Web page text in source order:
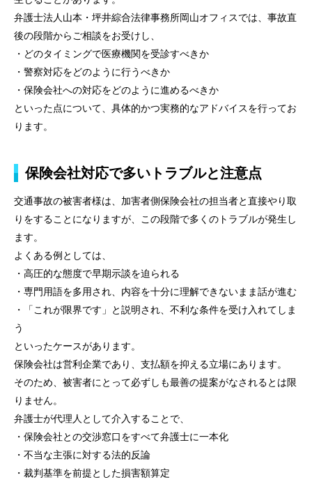
弁護士法人山本・坪井綜合法律事務所岡山オフィスでは、事故直
後の段階からご相談をお受けし、
・どのタイミングで医療機関を受診すべきか
・警察対応をどのように行うべきか
・保険会社への対応をどのように進めるべきか
といった点について、具体的かつ実務的なアドバイスを行ってお
ります。
保険会社対応で多いトラブルと注意点
交通事故の被害者様は、加害者側保険会社の担当者と直接やり取
りをすることになりますが、この段階で多くのトラブルが発生し
ます。
よくある例としては、
・高圧的な態度で早期示談を迫られる
・専門用語を多用され、内容を十分に理解できないまま話が進む
・「これが限界です」と説明され、不利な条件を受け入れてしま
う
といったケースがあります。
保険会社は営利企業であり、支払額を抑える立場にあります。
そのため、被害者にとって必ずしも最善の提案がなされるとは限
りません。
弁護士が代理人として介入することで、
・保険会社との交渉窓口をすべて弁護士に一本化
・不当な主張に対する法的反論
・裁判基準を前提とした損害額算定